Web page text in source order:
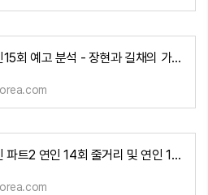
드라마 연인15회 예고 분석 - 장현과 길채의 가슴절절한 로맨스
드라마 연인 파트2 연인 14회 줄거리 및 연인 15회 예고